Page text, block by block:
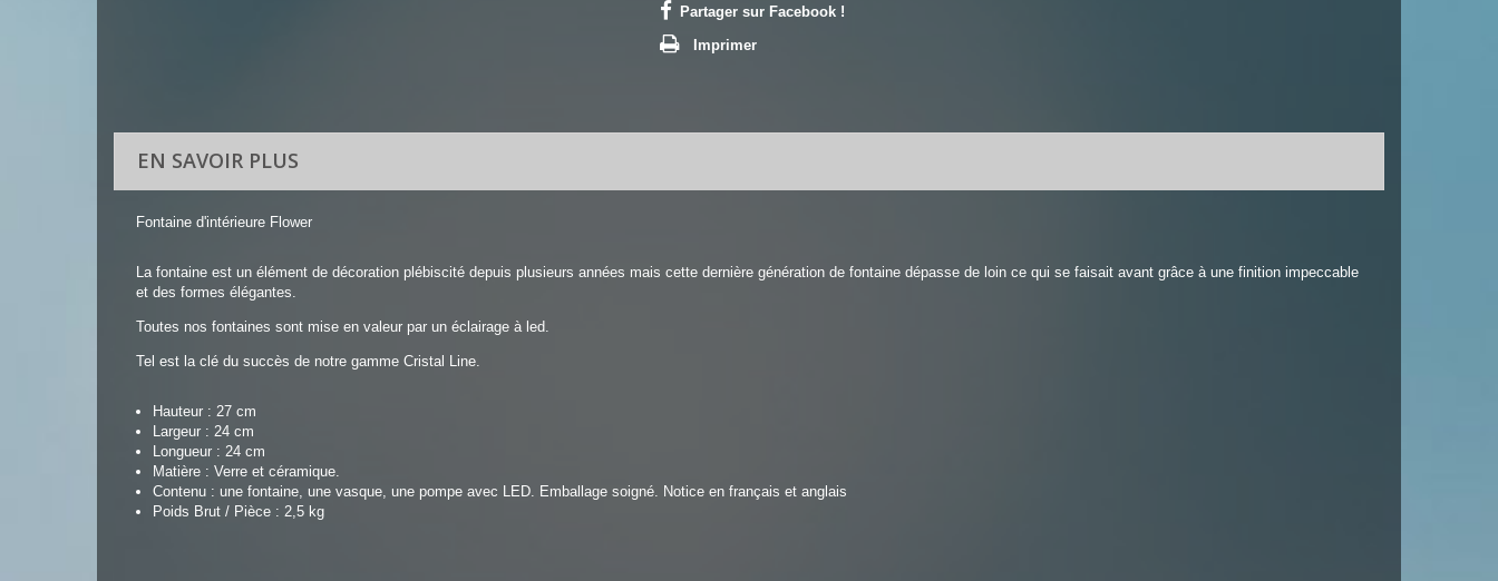
Partager sur Facebook !
Imprimer
EN SAVOIR PLUS
Fontaine d'intérieure Flower
La fontaine est un élément de décoration plébiscité depuis plusieurs années mais cette dernière génération de fontaine dépasse de loin ce qui se faisait avant grâce à une finition impeccable
et des formes élégantes.
Toutes nos fontaines sont mise en valeur par un éclairage à led.
Tel est la clé du succès de notre gamme Cristal Line.
Hauteur : 27 cm
Largeur : 24 cm
Longueur : 24 cm
Matière : Verre et céramique.
Contenu : une fontaine, une vasque, une pompe avec LED. Emballage soigné. Notice en français et anglais
Poids Brut / Pièce : 2,5 kg